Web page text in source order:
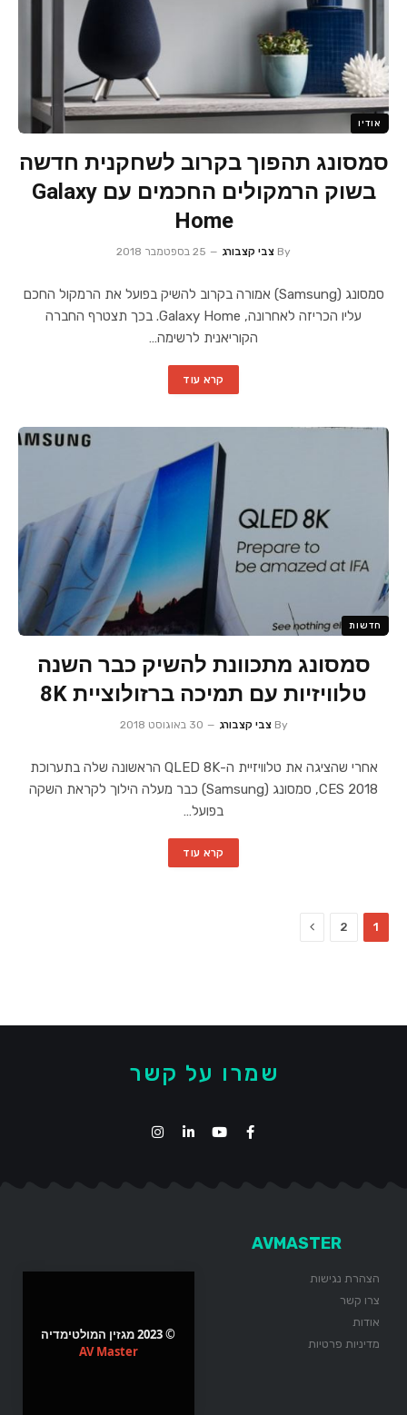
אודיו
סמסונג תהפוך בקרוב לשחקנית חדשה
בשוק הרמקולים החכמים עם Galaxy
Home
By צבי קצבורג 25 בספטמבר 2018
סמסונג (Samsung) אמורה בקרוב להשיק בפועל את הרמקול החכם
עליו הכריזה לאחרונה, Galaxy Home. בכך תצטרף החברה
הקוריאנית לרשימה…
קרא עוד
חדשות
סמסונג מתכוונת להשיק כבר השנה
טלוויזיות עם תמיכה ברזולוציית 8K
By צבי קצבורג 30 באוגוסט 2018
אחרי שהציגה את טלוויזיית ה-QLED 8K הראשונה שלה בתערוכת
CES 2018, סמסונג (Samsung) כבר מעלה הילוך לקראת השקה
בפועל…
קרא עוד
1
2
Next
שמרו על קשר
AVMASTER
הצהרת נגישות
צרו קשר
אודות
מדיניות פרטיות
© 2023 מגזין המולטימדיה
AV Master